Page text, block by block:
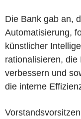
Die Bank gab an,
Automatisierung,
künstlicher
rationalisieren, die
verbessern und
die interne